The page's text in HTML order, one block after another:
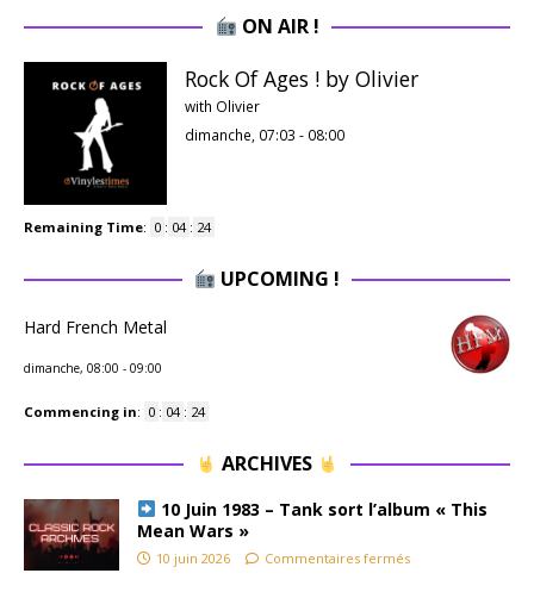
ON AIR !
Rock Of Ages ! by Olivier
with Olivier
dimanche, 07:03 - 08:00
Remaining Time: 0 : 04 : 24
UPCOMING !
Hard French Metal
dimanche, 08:00 - 09:00
Commencing in: 0 : 04 : 24
ARCHIVES
10 Juin 1983 – Tank sort l’album « This
Mean Wars »
10 juin 2026 Commentaires fermés